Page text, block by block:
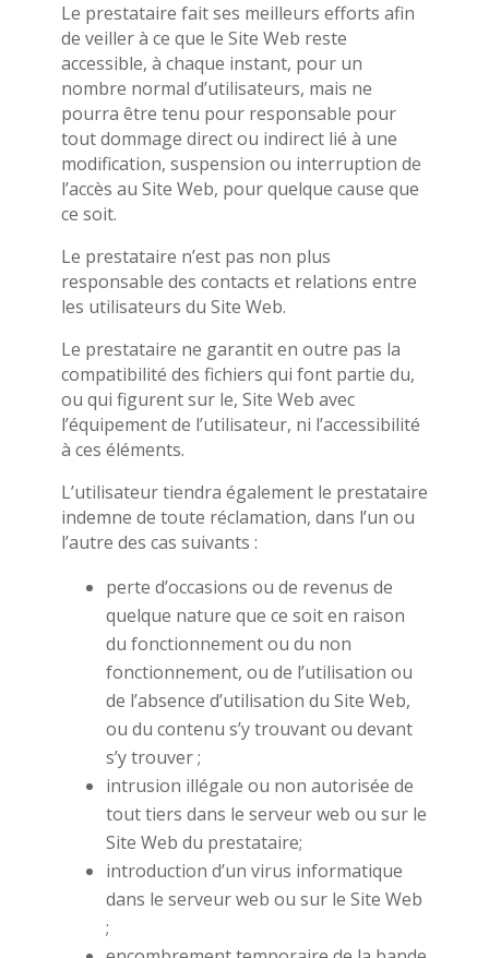
Le prestataire fait ses meilleurs efforts afin
de veiller à ce que le Site Web reste
accessible, à chaque instant, pour un
nombre normal d’utilisateurs, mais ne
pourra être tenu pour responsable pour
tout dommage direct ou indirect lié à une
modification, suspension ou interruption de
l’accès au Site Web, pour quelque cause que
ce soit.
Le prestataire n’est pas non plus
responsable des contacts et relations entre
les utilisateurs du Site Web.
Le prestataire ne garantit en outre pas la
compatibilité des fichiers qui font partie du,
ou qui figurent sur le, Site Web avec
l’équipement de l’utilisateur, ni l’accessibilité
à ces éléments.
L’utilisateur tiendra également le prestataire
indemne de toute réclamation, dans l’un ou
l’autre des cas suivants :
perte d’occasions ou de revenus de
quelque nature que ce soit en raison
du fonctionnement ou du non
fonctionnement, ou de l’utilisation ou
de l’absence d’utilisation du Site Web,
ou du contenu s’y trouvant ou devant
s’y trouver ;
intrusion illégale ou non autorisée de
tout tiers dans le serveur web ou sur le
Site Web du prestataire;
introduction d’un virus informatique
dans le serveur web ou sur le Site Web
;